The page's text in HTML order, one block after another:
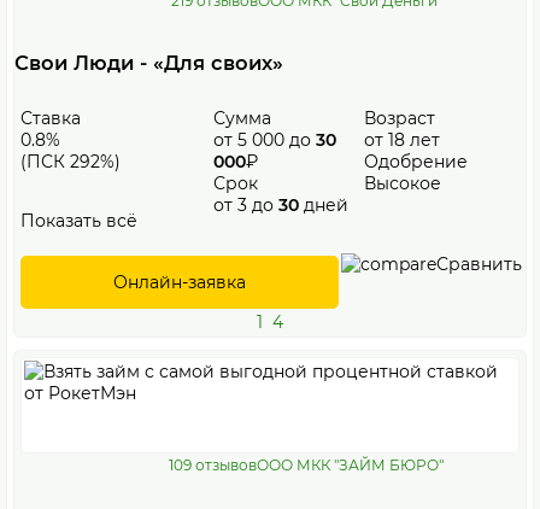
Свои Люди - «Для своих»
Ставка
0.8%
(ПСК 292%)
Сумма
от 5 000 до 30
000₽
Срок
от 3 до 30 дней
Возраст
от 18 лет
Одобрение
Высокое
Показать всё
Онлайн-заявка
Сравнить
1 4
109 отзывовООО МКК "ЗАЙМ БЮРО"